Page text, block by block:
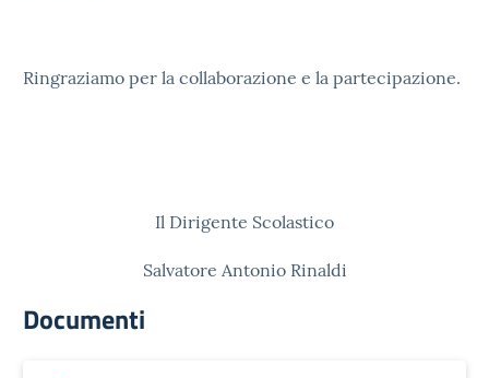
Ringraziamo per la collaborazione e la partecipazione.
Il Dirigente Scolastico
Salvatore Antonio Rinaldi
Documenti